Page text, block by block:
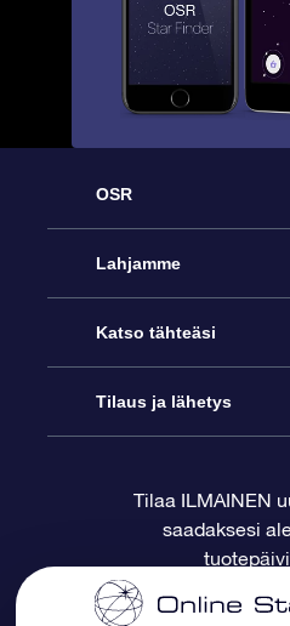
OSR
Palvelu
Ota meihin yhteyttä
Blogi
Arvostelut
Lahjamme
Online Star -lahja
OSR-lahjapakkaus
OSR-lahjakortti
Yrityslahjat
Katso tähteäsi
Star Register
Henkilökohtainen
One Million Stars
Tilaus ja lähetys
Maksutiedot
Toimitustiedot
Tilaa ILMAINEN
saadaksesi